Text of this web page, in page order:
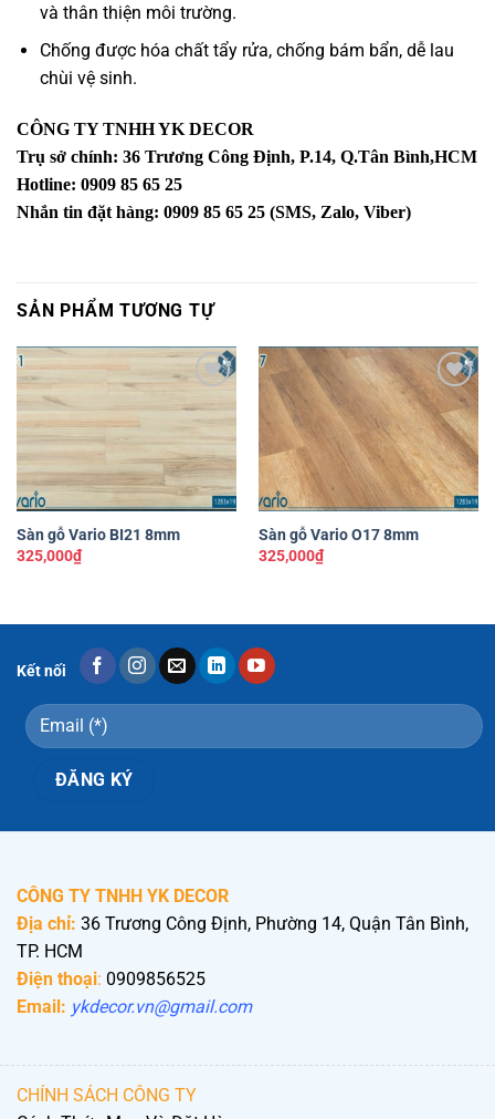
và thân thiện môi trường.
Chống được hóa chất tẩy rửa, chống bám bẩn, dễ lau
chùi vệ sinh.
CÔNG TY TNHH YK DECOR
Trụ sở chính: 36 Trương Công Định, P.14, Q.Tân Bình,HCM
Hotline: 0909 85 65 25
Nhắn tin đặt hàng: 0909 85 65 25 (SMS, Zalo, Viber)
SẢN PHẨM TƯƠNG TỰ
thích
Sàn gỗ Vario BI21 8mm
325,000₫
Yêu
thích
Sàn gỗ Vario O17 8mm
325,000₫
Kết nối
CÔNG TY TNHH YK DECOR
Địa chỉ: 36 Trương Công Định, Phường 14, Quận Tân Bình,
TP. HCM
Điện thoại: 0909856525
Email: ykdecor.vn@gmail.com
CHÍNH SÁCH CÔNG TY